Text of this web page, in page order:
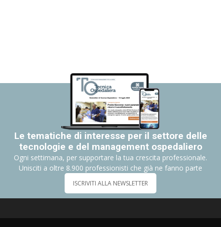
Le tematiche di interesse per il settore delle
tecnologie e del management ospedaliero
Ogni settimana, per supportare la tua crescita professionale.
Unisciti a oltre 8.900 professionisti che già ne fanno parte
ISCRIVITI ALLA NEWSLETTER